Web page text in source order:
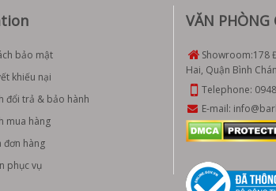
bảo mật
khiếu nại
đổi trả & bảo hành
mua hàng
đơn hàng
phục vụ
VĂN PHÒNG
Showroom:178
Hai, Quận Bình
Telephone:
E-mail: